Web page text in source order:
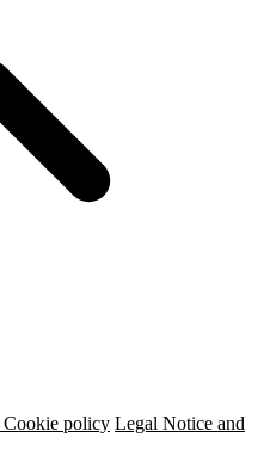
Cookie policy Legal Notice and